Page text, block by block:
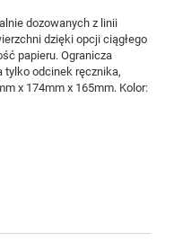
dozowanych z linii
dzięki opcji ciągłego
papieru. Ogranicza
tylko odcinek ręcznika,
x 174mm x 165mm. Kolor: